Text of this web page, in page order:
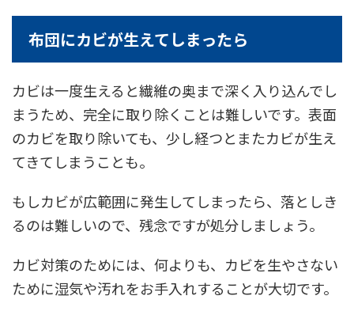
布団にカビが生えてしまったら
カビは一度生えると繊維の奥まで深く入り込んでし
まうため、完全に取り除くことは難しいです。表面
のカビを取り除いても、少し経つとまたカビが生え
てきてしまうことも。
もしカビが広範囲に発生してしまったら、落としき
るのは難しいので、残念ですが処分しましょう。
カビ対策のためには、何よりも、カビを生やさない
ために湿気や汚れをお手入れすることが大切です。